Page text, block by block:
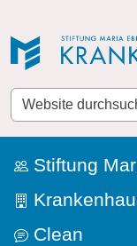
Website
durchsuchen
Stiftung
Clean